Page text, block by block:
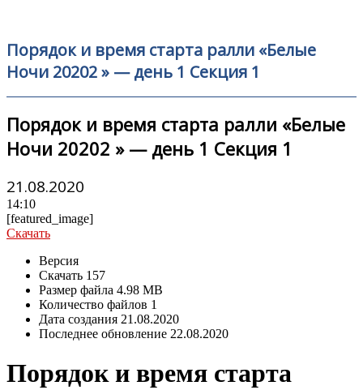
Порядок и время старта ралли «Белые
Ночи 20202 » — день 1 Секция 1
Порядок и время старта ралли «Белые
Ночи 20202 » — день 1 Секция 1
21.08.2020
14:10
[featured_image]
Скачать
Версия
Скачать 157
Размер файла 4.98 MB
Количество файлов 1
Дата создания 21.08.2020
Последнее обновление 22.08.2020
Порядок и время старта